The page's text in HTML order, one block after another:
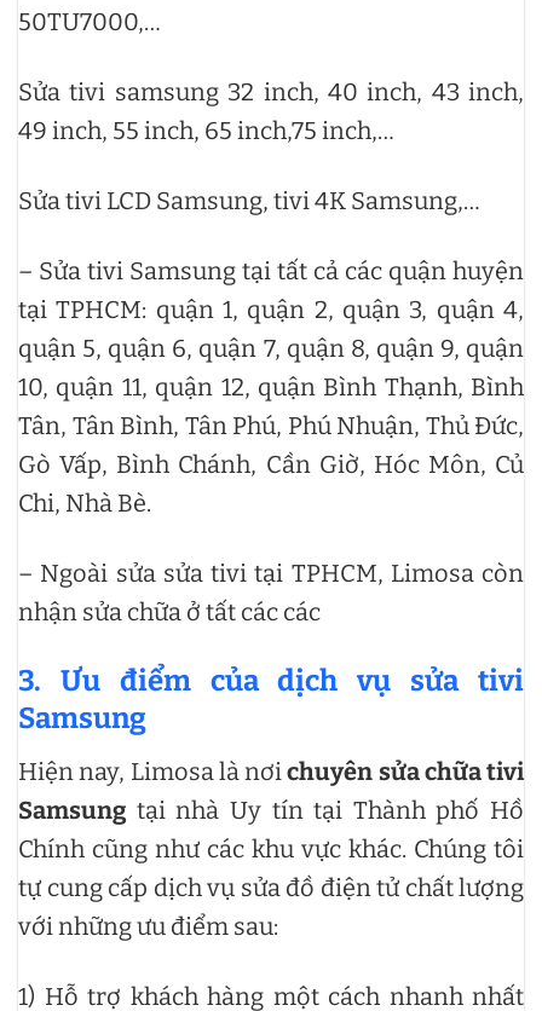
50TU7000,…
Sửa tivi samsung 32 inch, 40 inch, 43 inch,
49 inch, 55 inch, 65 inch,75 inch,…
Sửa tivi LCD Samsung, tivi 4K Samsung,…
– Sửa tivi Samsung tại tất cả các quận huyện
tại TPHCM: quận 1, quận 2, quận 3, quận 4,
quận 5, quận 6, quận 7, quận 8, quận 9, quận
10, quận 11, quận 12, quận Bình Thạnh, Bình
Tân, Tân Bình, Tân Phú, Phú Nhuận, Thủ Đức,
Gò Vấp, Bình Chánh, Cần Giờ, Hóc Môn, Củ
Chi, Nhà Bè.
– Ngoài sửa sửa tivi tại TPHCM, Limosa còn
nhận sửa chữa ở tất các các
3. Ưu điểm của dịch vụ sửa tivi
Samsung
Hiện nay, Limosa là nơichuyên sửa chữa tivi
Samsung tại nhà Uy tín tại Thành phố Hồ
Chính cũng như các khu vực khác. Chúng tôi
tự cung cấp dịch vụ sửa đồ điện tử chất lượng
với những ưu điểm sau:
1) Hỗ trợ khách hàng một cách nhanh nhất